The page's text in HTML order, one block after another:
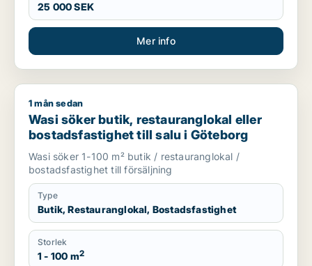
25 000 SEK
Mer info
Wasi söker butik, restauranglokal eller bostadsfastighet till
1 mån sedan
Wasi söker butik, restauranglokal eller
bostadsfastighet till salu i Göteborg
Wasi söker 1-100 m² butik / restauranglokal /
bostadsfastighet till försäljning
Type
Butik, Restauranglokal, Bostadsfastighet
Storlek
1 - 100 m2